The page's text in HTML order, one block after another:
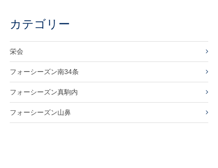
カテゴリー
栄会
フォーシーズン南34条
フォーシーズン真駒内
フォーシーズン山鼻